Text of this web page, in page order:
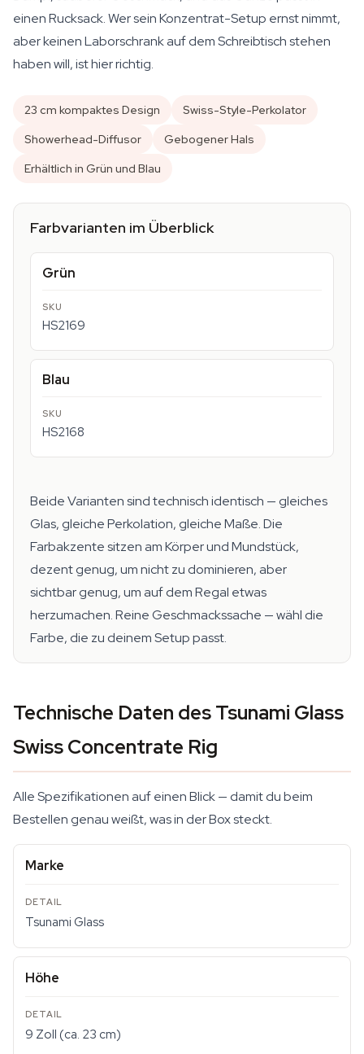
einen Rucksack. Wer sein Konzentrat-Setup ernst nimmt,
aber keinen Laborschrank auf dem Schreibtisch stehen
haben will, ist hier richtig.
23 cm kompaktes Design
Swiss-Style-Perkolator
Showerhead-Diffusor
Gebogener Hals
Erhältlich in Grün und Blau
Farbvarianten im Überblick
Grün
HS2169
Blau
HS2168
Beide Varianten sind technisch identisch — gleiches
Glas, gleiche Perkolation, gleiche Maße. Die
Farbakzente sitzen am Körper und Mundstück,
dezent genug, um nicht zu dominieren, aber
sichtbar genug, um auf dem Regal etwas
herzumachen. Reine Geschmackssache — wähl die
Farbe, die zu deinem Setup passt.
Technische Daten des Tsunami Glass
Swiss Concentrate Rig
Alle Spezifikationen auf einen Blick — damit du beim
Bestellen genau weißt, was in der Box steckt.
Marke
Tsunami Glass
Höhe
9 Zoll (ca. 23 cm)